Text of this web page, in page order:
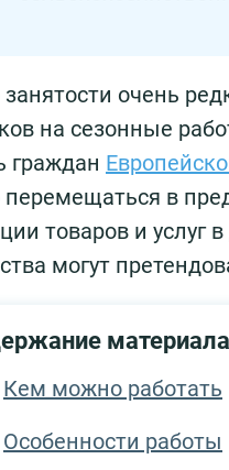
занятости очень
на сезонные
граждан
перемещаться в
товаров и услуг
могут
материала
Кем можно работать
Особенности работы